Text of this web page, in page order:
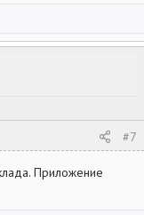
#7
Приложение